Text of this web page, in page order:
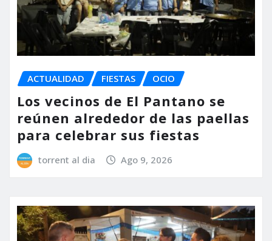
ACTUALIDAD FIESTAS OCIO
Los vecinos de El Pantano se
reúnen alrededor de las paellas
para celebrar sus fiestas
torrent al dia Ago 9, 2026